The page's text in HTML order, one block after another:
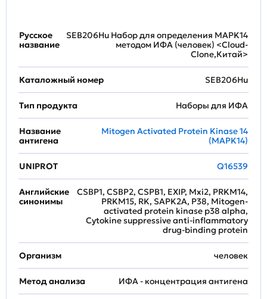
Русское
название
SEB206Hu Набор для определения MAPK14
методом ИФА (человек) <Cloud-
Clone,Китай>
Каталожный номер SEB206Hu
Тип продукта Наборы для ИФА
Название
антигена
Mitogen Activated Protein Kinase 14
(MAPK14)
UNIPROT Q16539
Английские
синонимы
CSBP1, CSBP2, CSPB1, EXIP, Mxi2, PRKM14,
PRKM15, RK, SAPK2A, P38, Mitogen-
activated protein kinase p38 alpha,
Cytokine suppressive anti-inflammatory
drug-binding protein
Организм человек
Метод анализа ИФА - концентрация антигена